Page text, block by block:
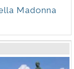
Madonna